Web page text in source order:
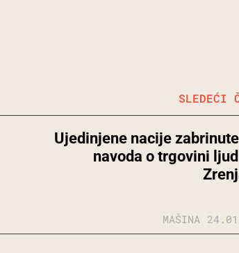
Ujedinjene nacije
navoda o trgovini
SLEDEĆI
MAŠINA